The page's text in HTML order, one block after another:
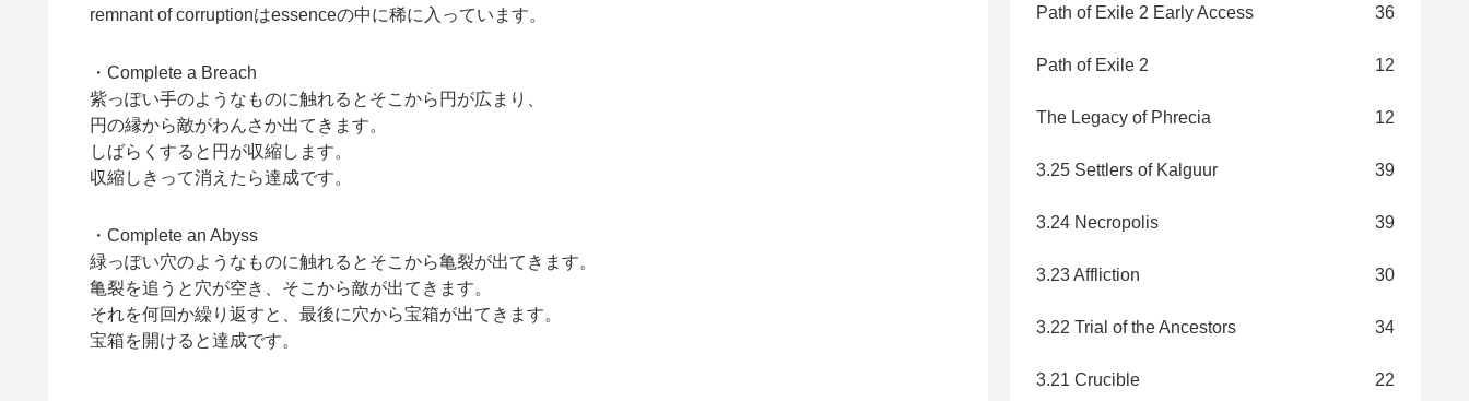
remnant of corruptionはessenceの中に稀に入っています。
・Complete a Breach
紫っぽい手のようなものに触れるとそこから円が広まり、
円の縁から敵がわんさか出てきます。
しばらくすると円が収縮します。
収縮しきって消えたら達成です。
・Complete an Abyss
緑っぽい穴のようなものに触れるとそこから亀裂が出てきます。
亀裂を追うと穴が空き、そこから敵が出てきます。
それを何回か繰り返すと、最後に穴から宝箱が出てきます。
宝箱を開けると達成です。
Path of Exile 2 Early Access 36
Path of Exile 2 12
The Legacy of Phrecia 12
3.25 Settlers of Kalguur 39
3.24 Necropolis 39
3.23 Affliction 30
3.22 Trial of the Ancestors 34
3.21 Crucible 22